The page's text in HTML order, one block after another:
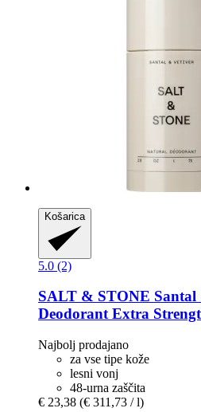
Košarica
5.0 (2)
SALT & STONE
Deodorant Extra
Najbolj prodajano
za vse tipe kože
lesni vonj
48-urna zaščita
€ 23,38 (€ 311,73 / l)